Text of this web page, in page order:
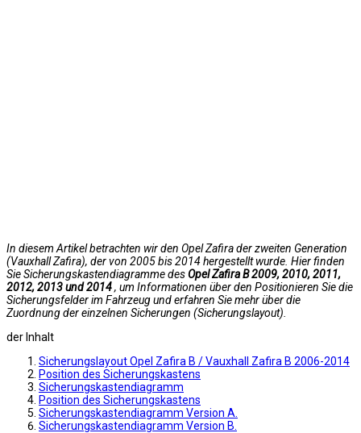
In diesem Artikel betrachten wir den Opel Zafira der zweiten Generation
(Vauxhall Zafira), der von 2005 bis 2014 hergestellt wurde. Hier finden
Sie Sicherungskastendiagramme desOpel Zafira B 2009, 2010, 2011,
2012, 2013 und 2014, um Informationen über den Positionieren Sie die
Sicherungsfelder im Fahrzeug und erfahren Sie mehr über die
Zuordnung der einzelnen Sicherungen (Sicherungslayout).
der Inhalt
Sicherungslayout Opel Zafira B / Vauxhall Zafira B 2006-2014
Position des Sicherungskastens
Sicherungskastendiagramm
Position des Sicherungskastens
Sicherungskastendiagramm Version A.
Sicherungskastendiagramm Version B.